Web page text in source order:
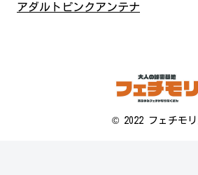
アダルトピンクアンテナ
© 2022 フェチモリ.